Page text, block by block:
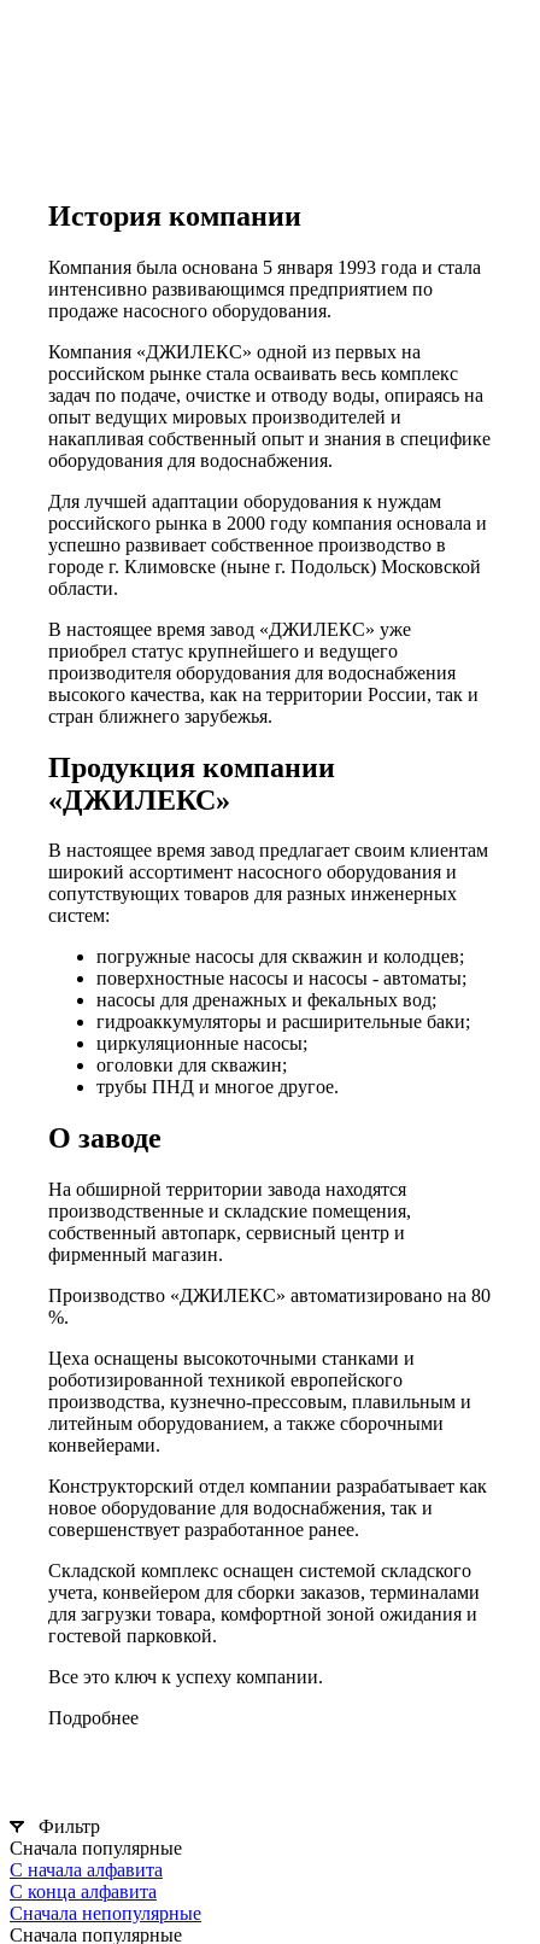
История компании
Компания была основана 5 января 1993 года и стала
интенсивно развивающимся предприятием по
продаже насосного оборудования.
Компания «ДЖИЛЕКС» одной из первых на
российском рынке стала осваивать весь комплекс
задач по подаче, очистке и отводу воды, опираясь на
опыт ведущих мировых производителей и
накапливая собственный опыт и знания в специфике
оборудования для водоснабжения.
Для лучшей адаптации оборудования к нуждам
российского рынка в 2000 году компания основала и
успешно развивает собственное производство в
городе г. Климовске (ныне г. Подольск) Московской
области.
В настоящее время завод «ДЖИЛЕКС» уже
приобрел статус крупнейшего и ведущего
производителя оборудования для водоснабжения
высокого качества, как на территории России, так и
стран ближнего зарубежья.
Продукция компании
«ДЖИЛЕКС»
В настоящее время завод предлагает своим клиентам
широкий ассортимент насосного оборудования и
сопутствующих товаров для разных инженерных
систем:
погружные насосы для скважин и колодцев;
поверхностные насосы и насосы - автоматы;
насосы для дренажных и фекальных вод;
гидроаккумуляторы и расширительные баки;
циркуляционные насосы;
оголовки для скважин;
трубы ПНД и многое другое.
О заводе
На обширной территории завода находятся
производственные и складские помещения,
собственный автопарк, сервисный центр и
фирменный магазин.
Производство «ДЖИЛЕКС» автоматизировано на 80
%.
Цеха оснащены высокоточными станками и
роботизированной техникой европейского
производства, кузнечно-прессовым, плавильным и
литейным оборудованием, а также сборочными
конвейерами.
Конструкторский отдел компании разрабатывает как
новое оборудование для водоснабжения, так и
совершенствует разработанное ранее.
Складской комплекс оснащен системой складского
учета, конвейером для сборки заказов, терминалами
для загрузки товара, комфортной зоной ожидания и
гостевой парковкой.
Все это ключ к успеху компании.
Подробнее
Фильтр
Сначала популярные
С начала алфавита
С конца алфавита
Сначала непопулярные
Сначала популярные